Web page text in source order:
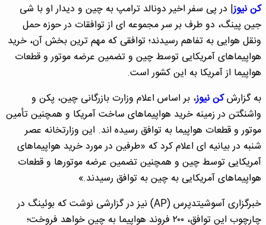
کن نیوز| در پی سفر اخیر دونالد ترامپ به چین و دیدار او با شی
جین پینگ، دو طرف بر سر مجموعه ای از توافقات در حوزه حمل
ونقل هوایی به تفاهم رسیدند؛ توافقی که مهم ترین بخش آن، خرید
هواپیماهای آمریکایی توسط چین و تضمین عرضه موتور و قطعات
هواپیما از آمریکا به این کشور است.
به گزارشکن نیوز، بر اساس اعلام وزارت بازرگانی چین، پکن و
واشنگتن در زمینه خرید هواپیماهای ساخت آمریکا و همچنین تأمین
موتور و قطعات هواپیما به توافق رسیده اند. این وزارتخانه عصر
شنبه در بیانیه ای اعلام کرد که «طرفین در مورد خرید هواپیماهای
آمریکایی توسط چین و همچنین تضمین عرضه موتورها و قطعات
هواپیماهای آمریکایی به چین به توافق رسیدند.»
خبرگزاری آسوشیتدپرس (AP) نیز در گزارشی نوشت که بوئینگ در
چارچوب این توافق، ۲۰۰ فروند هواپیما به چین خواهد فروخت؛